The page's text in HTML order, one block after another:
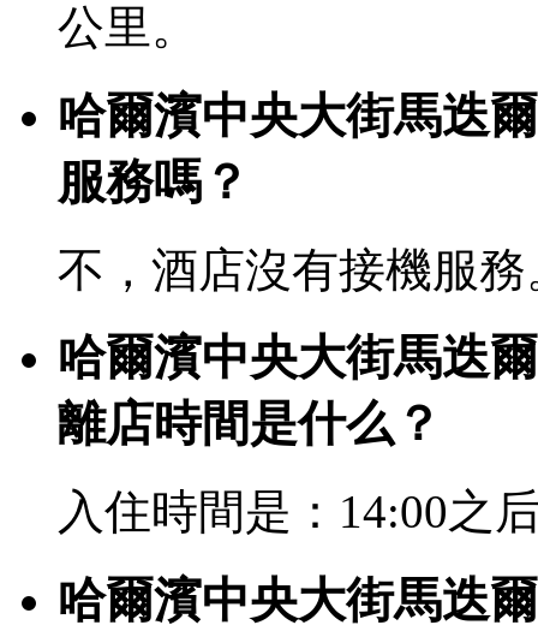
公里。
哈爾濱中央大街馬迭
服務嗎？
不，酒店沒有接機服務
哈爾濱中央大街馬迭
離店時間是什么？
入住時間是：14:00之
哈爾濱中央大街馬迭